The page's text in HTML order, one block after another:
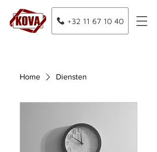
+32 11 67 10 40
Home Diensten